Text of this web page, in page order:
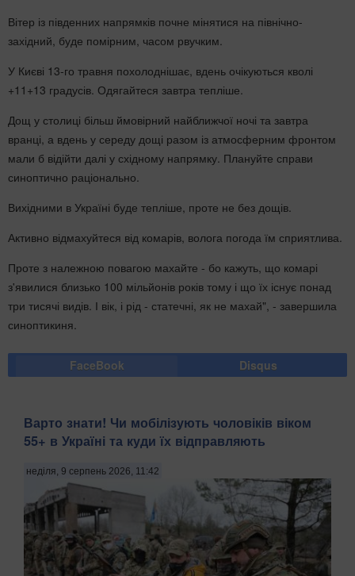
Вітер із південних напрямків почне мінятися на північно-
західний, буде помірним, часом рвучким.
У Києві 13-го травня похолоднішає, вдень очікуються кволі
+11+13 градусів. Одягайтеся завтра тепліше.
Дощ у столиці більш ймовірний найближчої ночі та завтра
вранці, а вдень у середу дощі разом із атмосферним фронтом
мали б відійти далі у східному напрямку. Плануйте справи
синоптично раціонально.
Вихідними в Україні буде тепліше, проте не без дощів.
Активно відмахуйтеся від комарів, волога погода їм сприятлива.
Проте з належною повагою махайте - бо кажуть, що комарі
з'явилися близько 100 мільйонів років тому і що їх існує понад
три тисячі видів. І вік, і рід - статечні, як не махай", - завершила
синоптикиня.
FaceBook Disqus
Варто знати! Чи мобілізують чоловіків віком
55+ в Україні та куди їх відправляють
неділя, 9 серпень 2026, 11:42